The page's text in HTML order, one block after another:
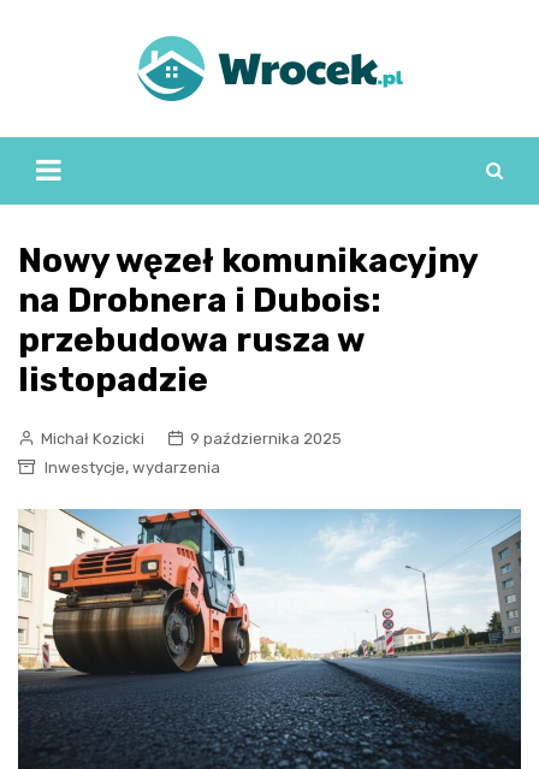
Nowy węzeł komunikacyjny
na Drobnera i Dubois:
przebudowa rusza w
listopadzie
Michał Kozicki
9 października 2025
Inwestycje, wydarzenia